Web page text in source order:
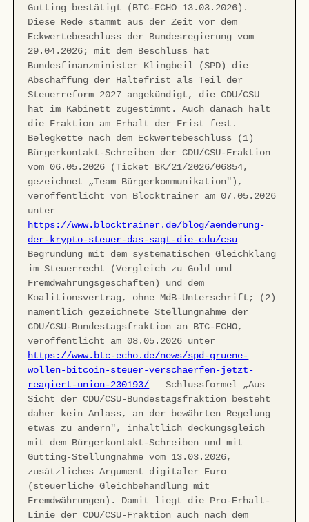
Gutting bestätigt (BTC-ECHO 13.03.2026).
Diese Rede stammt aus der Zeit vor dem
Eckwertebeschluss der Bundesregierung vom
29.04.2026; mit dem Beschluss hat
Bundesfinanzminister Klingbeil (SPD) die
Abschaffung der Haltefrist als Teil der
Steuerreform 2027 angekündigt, die CDU/CSU
hat im Kabinett zugestimmt. Auch danach hält
die Fraktion am Erhalt der Frist fest.
Belegkette nach dem Eckwertebeschluss (1)
Bürgerkontakt-Schreiben der CDU/CSU-Fraktion
vom 06.05.2026 (Ticket BK/21/2026/06854,
gezeichnet „Team Bürgerkommunikation"),
veröffentlicht von Blocktrainer am 07.05.2026
unter
https://www.blocktrainer.de/blog/aenderung-
der-krypto-steuer-das-sagt-die-cdu/csu —
Begründung mit dem systematischen Gleichklang
im Steuerrecht (Vergleich zu Gold und
Fremdwährungsgeschäften) und dem
Koalitionsvertrag, ohne MdB-Unterschrift; (2)
namentlich gezeichnete Stellungnahme der
CDU/CSU-Bundestagsfraktion an BTC-ECHO,
veröffentlicht am 08.05.2026 unter
https://www.btc-echo.de/news/spd-gruene-
wollen-bitcoin-steuer-verschaerfen-jetzt-
reagiert-union-230193/ — Schlussformel „Aus
Sicht der CDU/CSU-Bundestagsfraktion besteht
daher kein Anlass, an der bewährten Regelung
etwas zu ändern", inhaltlich deckungsgleich
mit dem Bürgerkontakt-Schreiben und mit
Gutting-Stellungnahme vom 13.03.2026,
zusätzliches Argument digitaler Euro
(steuerliche Gleichbehandlung mit
Fremdwährungen). Damit liegt die Pro-Erhalt-
Linie der CDU/CSU-Fraktion auch nach dem